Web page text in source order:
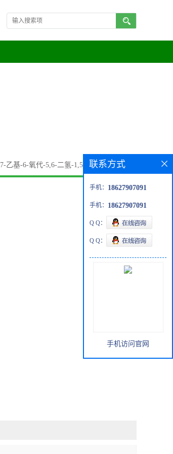
7-乙基-6-氧代-5,6-二氢-1,5-萘啶-3-羧酸乙酯
联系方式
手机： 18627907091
手机： 18627907091
Q Q：
Q Q：
手机访问官网